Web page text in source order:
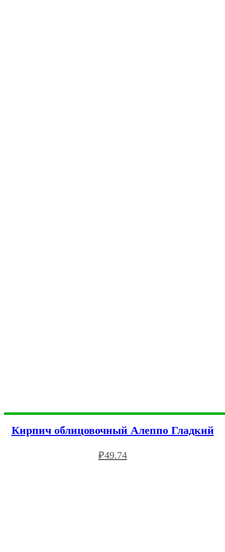
Кирпич облицовочный Алеппо Гладкий
₽49.74